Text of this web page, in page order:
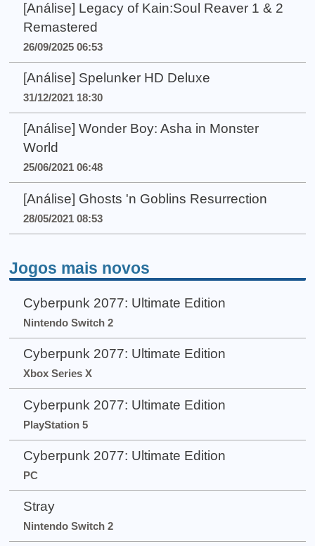
[Análise] Legacy of Kain:Soul Reaver 1 & 2
Remastered
26/09/2025 06:53
[Análise] Spelunker HD Deluxe
31/12/2021 18:30
[Análise] Wonder Boy: Asha in Monster
World
25/06/2021 06:48
[Análise] Ghosts 'n Goblins Resurrection
28/05/2021 08:53
Jogos mais novos
Cyberpunk 2077: Ultimate Edition
Nintendo Switch 2
Cyberpunk 2077: Ultimate Edition
Xbox Series X
Cyberpunk 2077: Ultimate Edition
PlayStation 5
Cyberpunk 2077: Ultimate Edition
PC
Stray
Nintendo Switch 2